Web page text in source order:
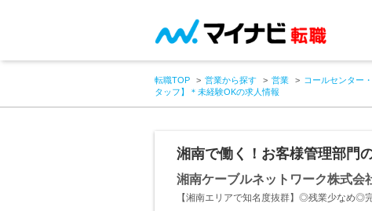
転職TOP 営業から探す 営業 コールセンター
タッフ】＊未経験OKの求人情報
湘南で働く！お客様管理部門
湘南ケーブルネットワーク株式会
【湘南エリアで知名度抜群】◎残業少なめ◎